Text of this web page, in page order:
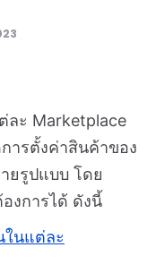
ะ Marketplace
ารตั้งค่าสินค้าของ
ยรูปแบบ โดย
งการได้ ดังนี้
ในแต่ละ